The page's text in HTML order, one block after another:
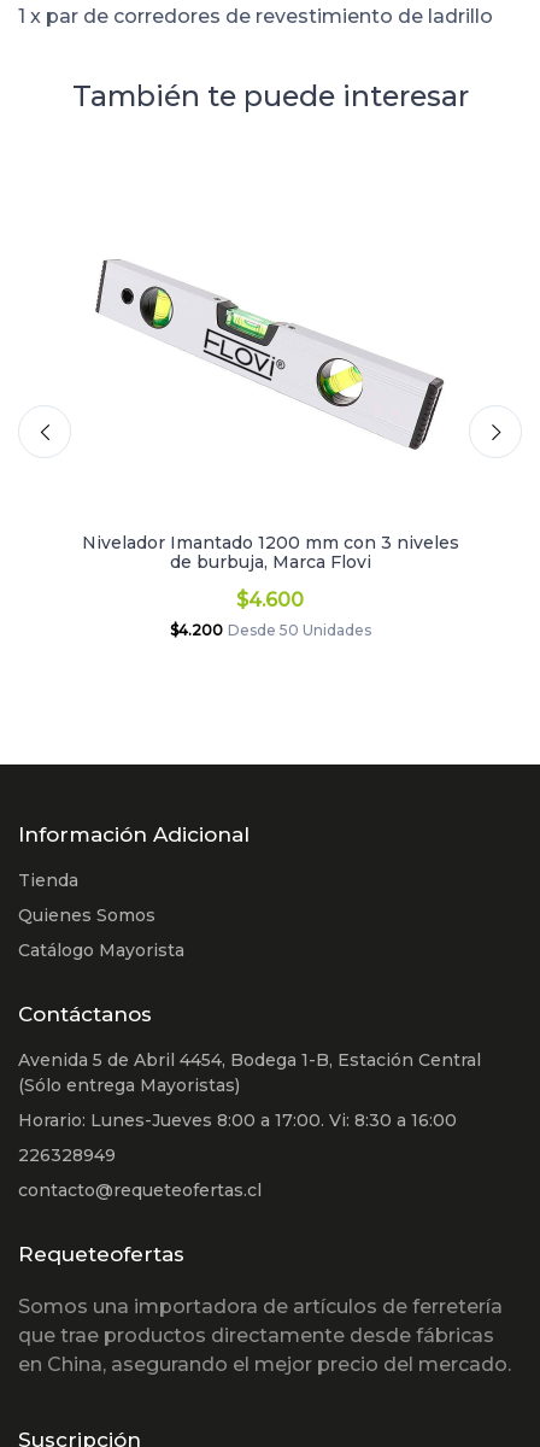
1 x par de corredores de revestimiento de ladrillo
También te puede interesar
Nivelador Imantado 1200 mm con 3 niveles
de burbuja, Marca Flovi
$4.600
$4.200 Desde 50 Unidades
Información Adicional
Tienda
Quienes Somos
Catálogo Mayorista
Contáctanos
Avenida 5 de Abril 4454, Bodega 1-B, Estación Central
(Sólo entrega Mayoristas)
Horario: Lunes-Jueves 8:00 a 17:00. Vi: 8:30 a 16:00
226328949
contacto@requeteofertas.cl
Requeteofertas
Somos una importadora de artículos de ferretería
que trae productos directamente desde fábricas
en China, asegurando el mejor precio del mercado.
Suscripción